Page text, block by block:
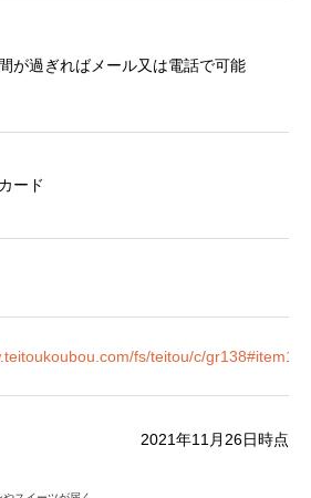
が過ぎればメール又は電話で可能
ード
fs/teitou/c/gr138#item1
2021年11月26日時点